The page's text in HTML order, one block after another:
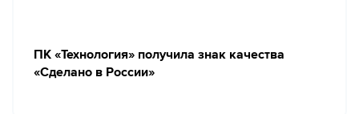
ПК «Технология» получила знак качества
«Сделано в России»